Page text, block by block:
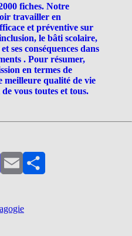
fiches. Notre
travailler en
et préventive sur
le bâti scolaire,
ses conséquences dans
. Pour résumer,
en termes de
meilleure qualité de vie
vous toutes et tous.
EmailPartager